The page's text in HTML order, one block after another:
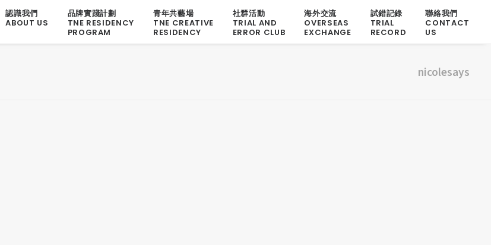
認識我們
ABOUT US
品牌實踐計劃
TNE RESIDENCY
PROGRAM
青年共藝場
TNE CREATIVE
RESIDENCY
社群活動
TRIAL AND
ERROR CLUB
海外交流
OVERSEAS
EXCHANGE
試錯記錄
TRIAL
RECORD
聯絡我們
CONTACT
US
nicolesays